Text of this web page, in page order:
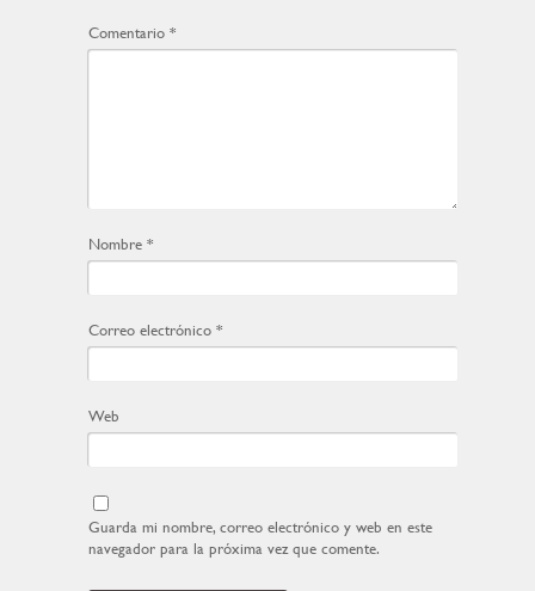
Comentario *
Nombre *
Correo electrónico *
Web
Guarda mi nombre, correo electrónico y web en este
navegador para la próxima vez que comente.